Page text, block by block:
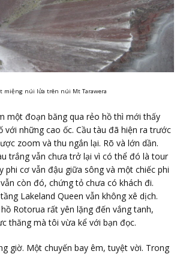
miệng núi lửa trên núi Mt Tarawera
một đoạn băng qua rẻo hồ thì mới thấy
với những cao ốc. Cầu tàu đã hiện ra trước
zoom và thu ngắn lại. Rõ và lớn dần.
trắng vẫn chưa trở lại vì có thể đó là tour
phi cơ vẫn đậu giữa sông và một chiếc phi
còn đó, chứng tỏ chưa có khách đi.
Lakeland Queen vẫn không xê dịch.
Rotorua rất yên lặng đến vắng tanh,
thăng mà tôi vừa kể với bạn đọc.
giờ. Một chuyến bay êm, tuyệt vời. Trong